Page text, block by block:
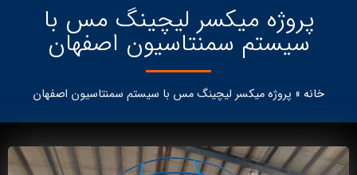
پروژه میکسر لیچینگ مس با
سیستم سمنتاسیون اصفهان
خانه » پروژه میکسر لیچینگ مس با سیستم سمنتاسیون اصفهان